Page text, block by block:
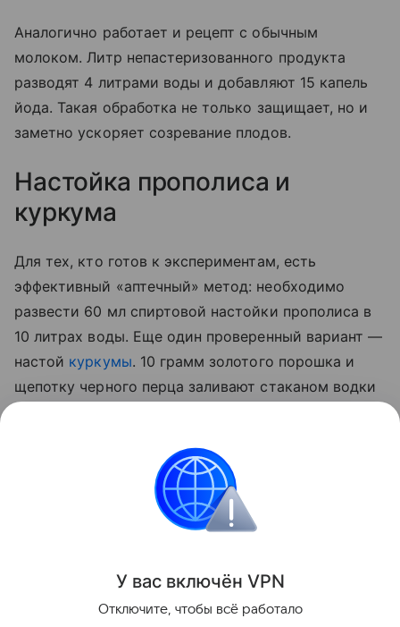
Аналогично работает и рецепт с обычным
молоком. Литр непастеризованного продукта
разводят 4 литрами воды и добавляют 15 капель
йода. Такая обработка не только защищает, но и
заметно ускоряет созревание плодов.
Настойка прополиса и
куркума
Для тех, кто готов к экспериментам, есть
эффективный «аптечный» метод: необходимо
развести 60 мл спиртовой настойки прополиса в
10 литрах воды. Еще один проверенный вариант —
настой куркумы. 10 грамм золотого порошка и
щепотку черного перца заливают стаканом водки
опрыскивают стебли, а также листья с верхней и
У вас включён VPN
Отключите, чтобы всё работало